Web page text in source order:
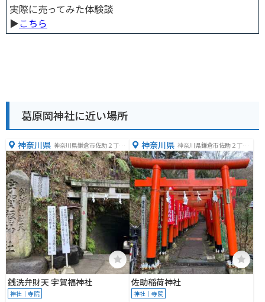
実際に売ってみた体験談
▶︎こちら
葛原岡神社に近い場所
神奈川県 神奈川県鎌倉市佐助２丁目
２５−１６
銭洗弁財天 宇賀福神社
神社｜寺院
神奈川県 神奈川県鎌倉市佐助２丁目
２２−１２
佐助稲荷神社
神社｜寺院